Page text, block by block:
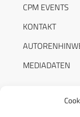
CPM EVENTS
KONTAKT
MEDIADATEN